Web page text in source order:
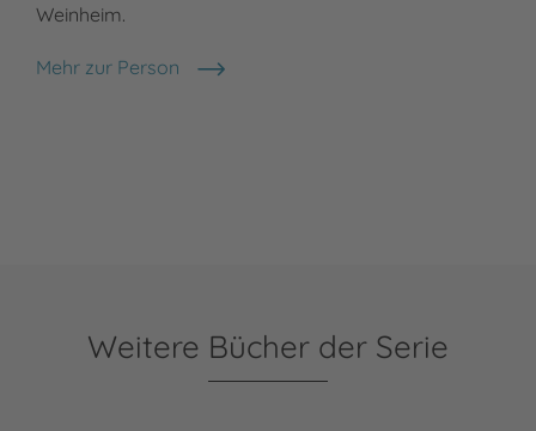
Weinheim.
Mehr zur Person
Marina Rachner
Weitere Bücher der Serie